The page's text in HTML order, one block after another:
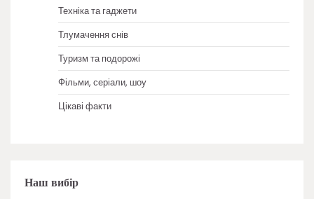
Техніка та гаджети
Тлумачення снів
Туризм та подорожі
Фільми, серіали, шоу
Цікаві факти
Наш вибір